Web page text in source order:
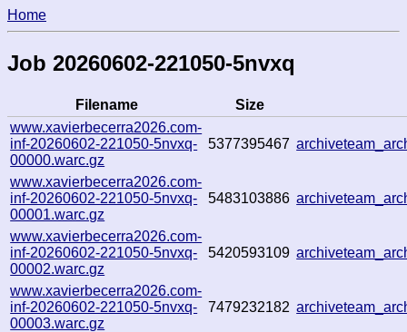
Home
Job 20260602-221050-5nvxq
Filename
Size
www.xavierbecerra2026.com-
inf-20260602-221050-5nvxq-
00000.warc.gz
5377395467
www.xavierbecerra2026.com-
inf-20260602-221050-5nvxq-
00001.warc.gz
5483103886
www.xavierbecerra2026.com-
inf-20260602-221050-5nvxq-
00002.warc.gz
5420593109
www.xavierbecerra2026.com-
inf-20260602-221050-5nvxq-
00003.warc.gz
7479232182